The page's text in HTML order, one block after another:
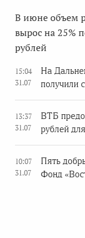
В июне объем
вырос на 25%
рублей
15:04
31.07
На
получили
13:37
31.07
ВТБ
рублей
10:07
31.07
Пять
Фонд